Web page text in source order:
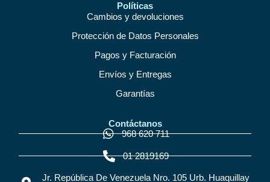
Políticas
Cambios y devoluciones
Protección de Datos Personales
Pagos y Facturación
Envíos y Entregas
Garantías
Contáctanos
968 620 711
01 2819169
Jr. República De Venezuela Nro. 105 Urb. Huaquillay